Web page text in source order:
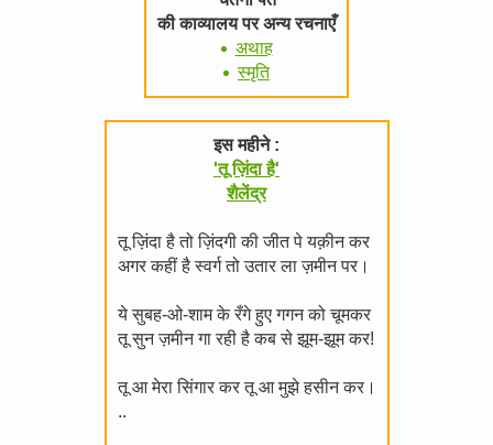
की काव्यालय पर अन्य रचनाएँ
अथाह
स्मृति
इस महीने :
'तू ज़िंदा है'
शैलेंद्र
तू ज़िंदा है तो ज़िंदगी की जीत पे यक़ीन कर
अगर कहीं है स्वर्ग तो उतार ला ज़मीन पर।
ये सुबह-ओ-शाम के रँगे हुए गगन को चूमकर
तू सुन ज़मीन गा रही है कब से झूम-झूम कर!
तू आ मेरा सिंगार कर तू आ मुझे हसीन कर।
..